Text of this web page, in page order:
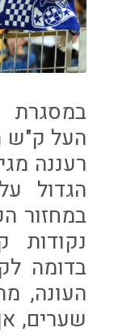
במסגרת
העל ק"ש
רעננה
הגדול
במחזור
נקודות
בדומה
העונה,
שערים,